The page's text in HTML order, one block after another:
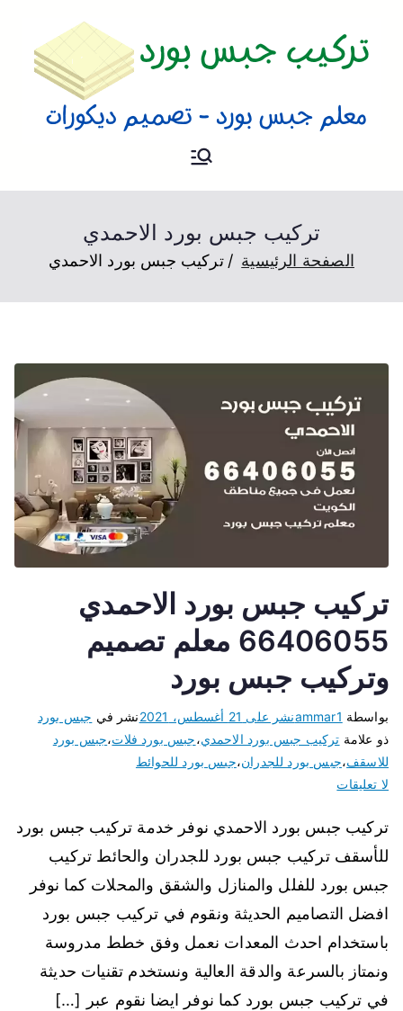
تركيب جبس
فني تركيب جبس بورد و تصميم
تركيب جبس بورد الاحمدي
الصفحة الرئيسية تركيب جبس بورد الاحمدي
تركيب جبس بورد الاحمدي
66406055 معلم تصميم
وتركيب جبس بورد
بواسطة ammar1نشر على 21 أغسطس، 2021 نشر في جبس بورد
ذو علامة تركيب جبس بورد الاحمدي،جبس بورد فلات،جبس بورد
للاسقف،جبس بورد للجدران،جبس بورد للحوائط
لا تعليقات
تركيب جبس بورد الاحمدي نوفر خدمة تركيب جبس بورد
للأسقف تركيب جبس بورد للجدران والحائط تركيب
جبس بورد للفلل والمنازل والشقق والمحلات كما نوفر
افضل التصاميم الحديثة ونقوم في تركيب جبس بورد
باستخدام احدث المعدات نعمل وفق خطط مدروسة
ونمتاز بالسرعة والدقة العالية ونستخدم تقنيات حديثة
في تركيب جبس بورد كما نوفر ايضا نقوم عبر […]